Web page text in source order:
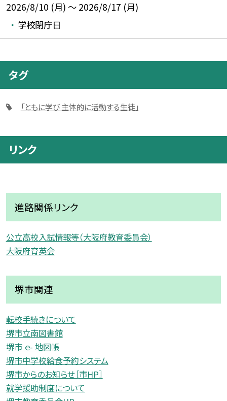
2026/8/10 (月) ～ 2026/8/17 (月)
学校閉庁日
タグ
「ともに学び 主体的に活動する生徒」
リンク
進路関係リンク
公立高校入試情報等（大阪府教育委員会）
大阪府育英会
堺市関連
転校手続きについて
堺市立南図書館
堺市 ｅ- 地図帳
堺市中学校給食予約システム
堺市からのお知らせ［市HP］
就学援助制度について